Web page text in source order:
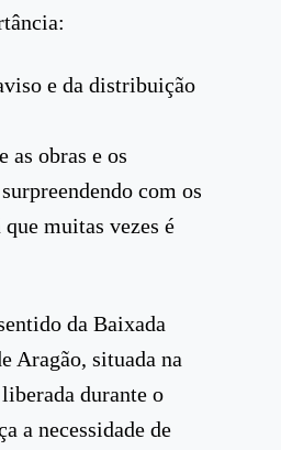
e da distribuição
as obras e os
com os
muitas vezes é
da Baixada
Aragão, situada na
durante o
a necessidade de